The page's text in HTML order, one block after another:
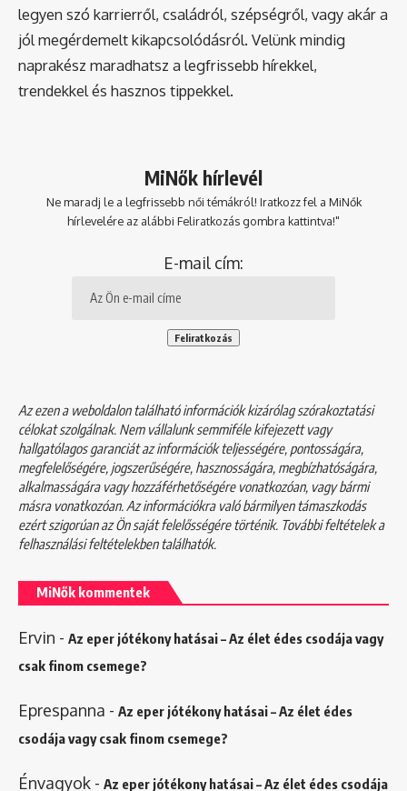
legyen szó karrierről, családról, szépségről, vagy akár a
jól megérdemelt kikapcsolódásról. Velünk mindig
naprakész maradhatsz a legfrissebb hírekkel,
trendekkel és hasznos tippekkel.
MiNők hírlevél
Ne maradj le a legfrissebb női témákról! Iratkozz fel a MiNők
hírlevelére az alábbi Feliratkozás gombra kattintva!"
E-mail cím:
Az ezen a weboldalon található információk kizárólag szórakoztatási
célokat szolgálnak. Nem vállalunk semmiféle kifejezett vagy
hallgatólagos garanciát az információk teljességére, pontosságára,
megfelelőségére, jogszerűségére, hasznosságára, megbízhatóságára,
alkalmasságára vagy hozzáférhetőségére vonatkozóan, vagy bármi
másra vonatkozóan. Az információkra való bármilyen támaszkodás
ezért szigorúan az Ön saját felelősségére történik. További feltételek a
felhasználási feltételekbentalálhatók.
MiNők kommentek
Ervin - Az eper jótékony hatásai – Az élet édes csodája vagy
csak finom csemege?
Eprespanna - Az eper jótékony hatásai – Az élet édes
csodája vagy csak finom csemege?
Énvagyok - Az eper jótékony hatásai – Az élet édes csodája